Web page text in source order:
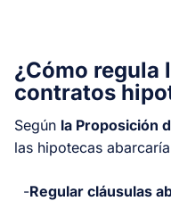
¿Cómo regula
contratos
Según la Proposición
las hipotecas
-Regular cláusulas